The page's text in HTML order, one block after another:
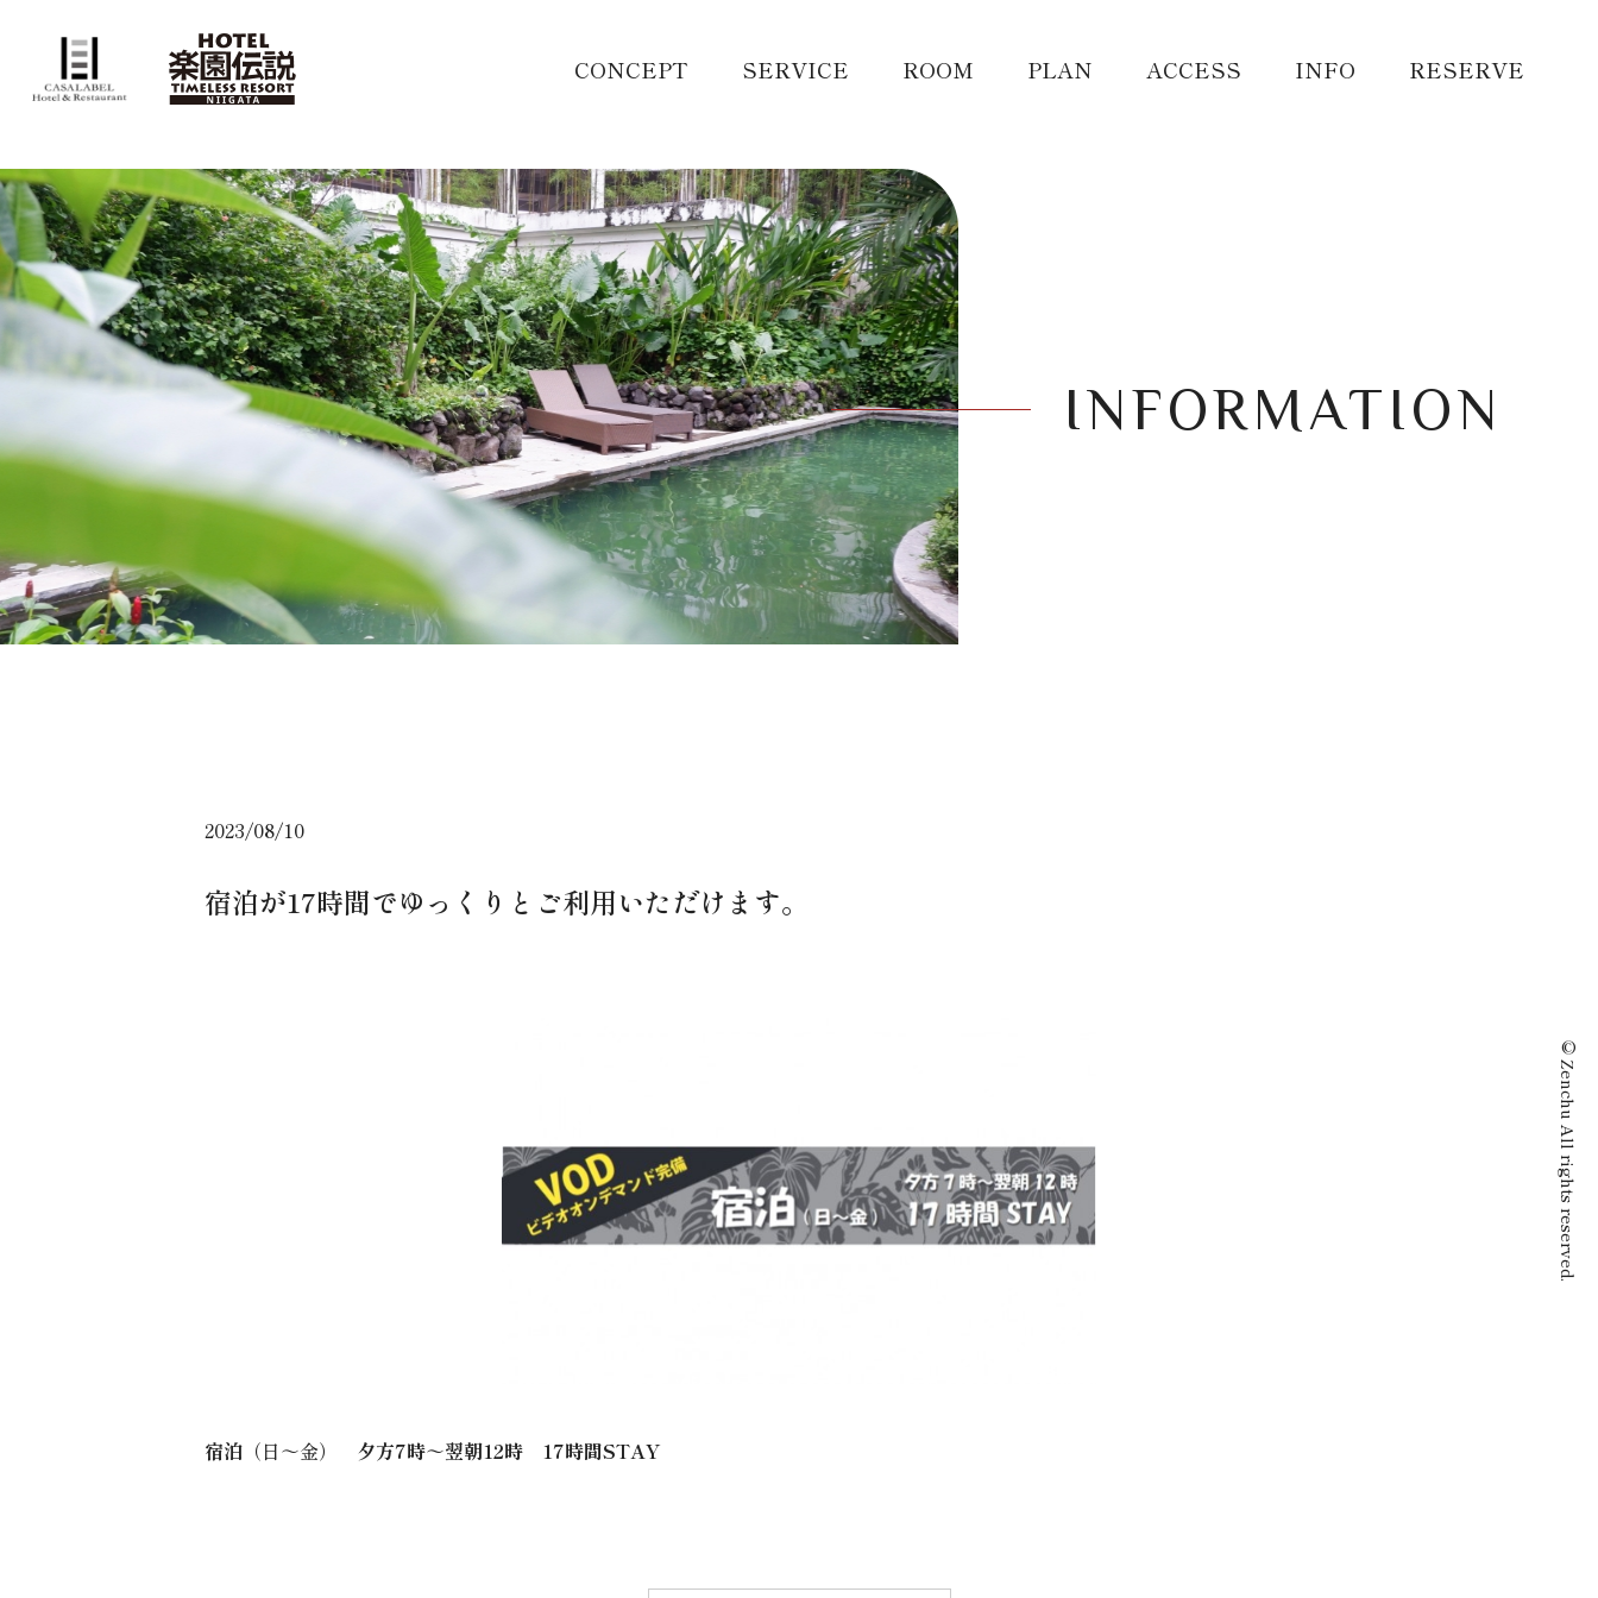
CONCEPT SERVICE ROOM PLAN ACCESS INFO RESERVE
INFORMATION
2023/08/10
宿泊が17時間でゆっくりとご利用いただけます。
宿泊 （日～金） 夕方7時～翌朝12時 17時間STAY
© Zenchu All rights reserved.